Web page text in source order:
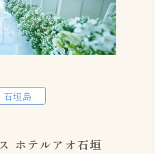
石垣島
ホテルアオ石垣